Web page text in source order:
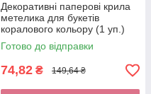
Декоративні паперові крила
метелика для букетів
коралового кольору (1 уп.)
Готово до відправки
74,82 ₴ 149,64 ₴